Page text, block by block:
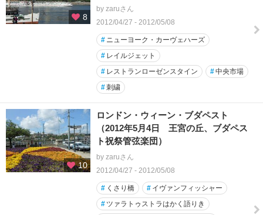
8
by zaruさん
2012/04/27 - 2012/05/08
# ニューヨーク・カーヴェハーズ
# レイルジェット
# レストランローゼンスタイン #中央市場
#刺繍
10
ロンドン・ウィーン・ブダペスト
（2012年5月4日 王宮の丘、ブダペス
ト祝祭管弦楽団）
by zaruさん
2012/04/27 - 2012/05/08
# くさり橋 # イヴァンフィッシャー
# ツァラトゥストラはかく語りき